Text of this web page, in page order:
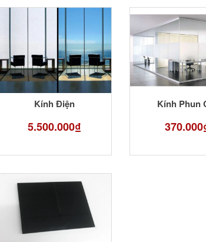
Kính Điện
5.500.000₫
Kính Phun